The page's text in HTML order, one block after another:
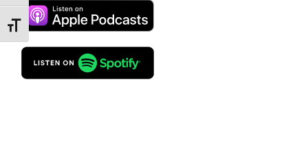
Alternar tamaño de letra